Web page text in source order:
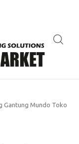
Gantung Mundo Toko